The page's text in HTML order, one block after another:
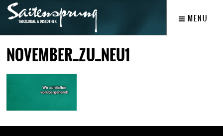
MENU
NOVEMBER_ZU_NEU1